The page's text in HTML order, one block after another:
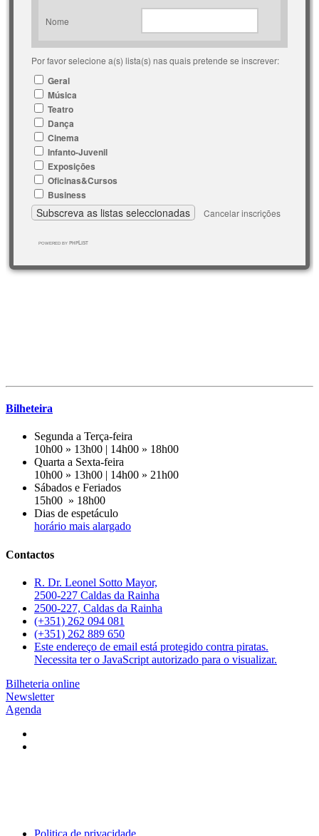
Bilheteira
Segunda a Terça-feira
10h00 » 13h00 | 14h00 » 18h00
Quarta a Sexta-feira
10h00 » 13h00 | 14h00 » 21h00
Sábados e Feriados
15h00 » 18h00
Dias de espetáculo
horário mais alargado
Contactos
R. Dr. Leonel Sotto Mayor,
2500-227 Caldas da Rainha
2500-227, Caldas da Rainha
(+351) 262 094 081
(+351) 262 889 650
Este endereço de email está protegido contra piratas.
Necessita ter o JavaScript autorizado para o visualizar.
Bilheteria online
Newsletter
Agenda
Politica de privacidade